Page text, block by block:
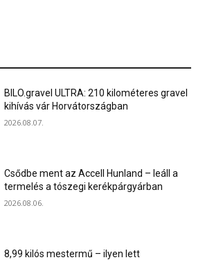
BILO.gravel ULTRA: 210 kilométeres gravel
kihívás vár Horvátországban
2026.08.07.
Csődbe ment az Accell Hunland – leáll a
termelés a tószegi kerékpárgyárban
2026.08.06.
8,99 kilós mestermű – ilyen lett